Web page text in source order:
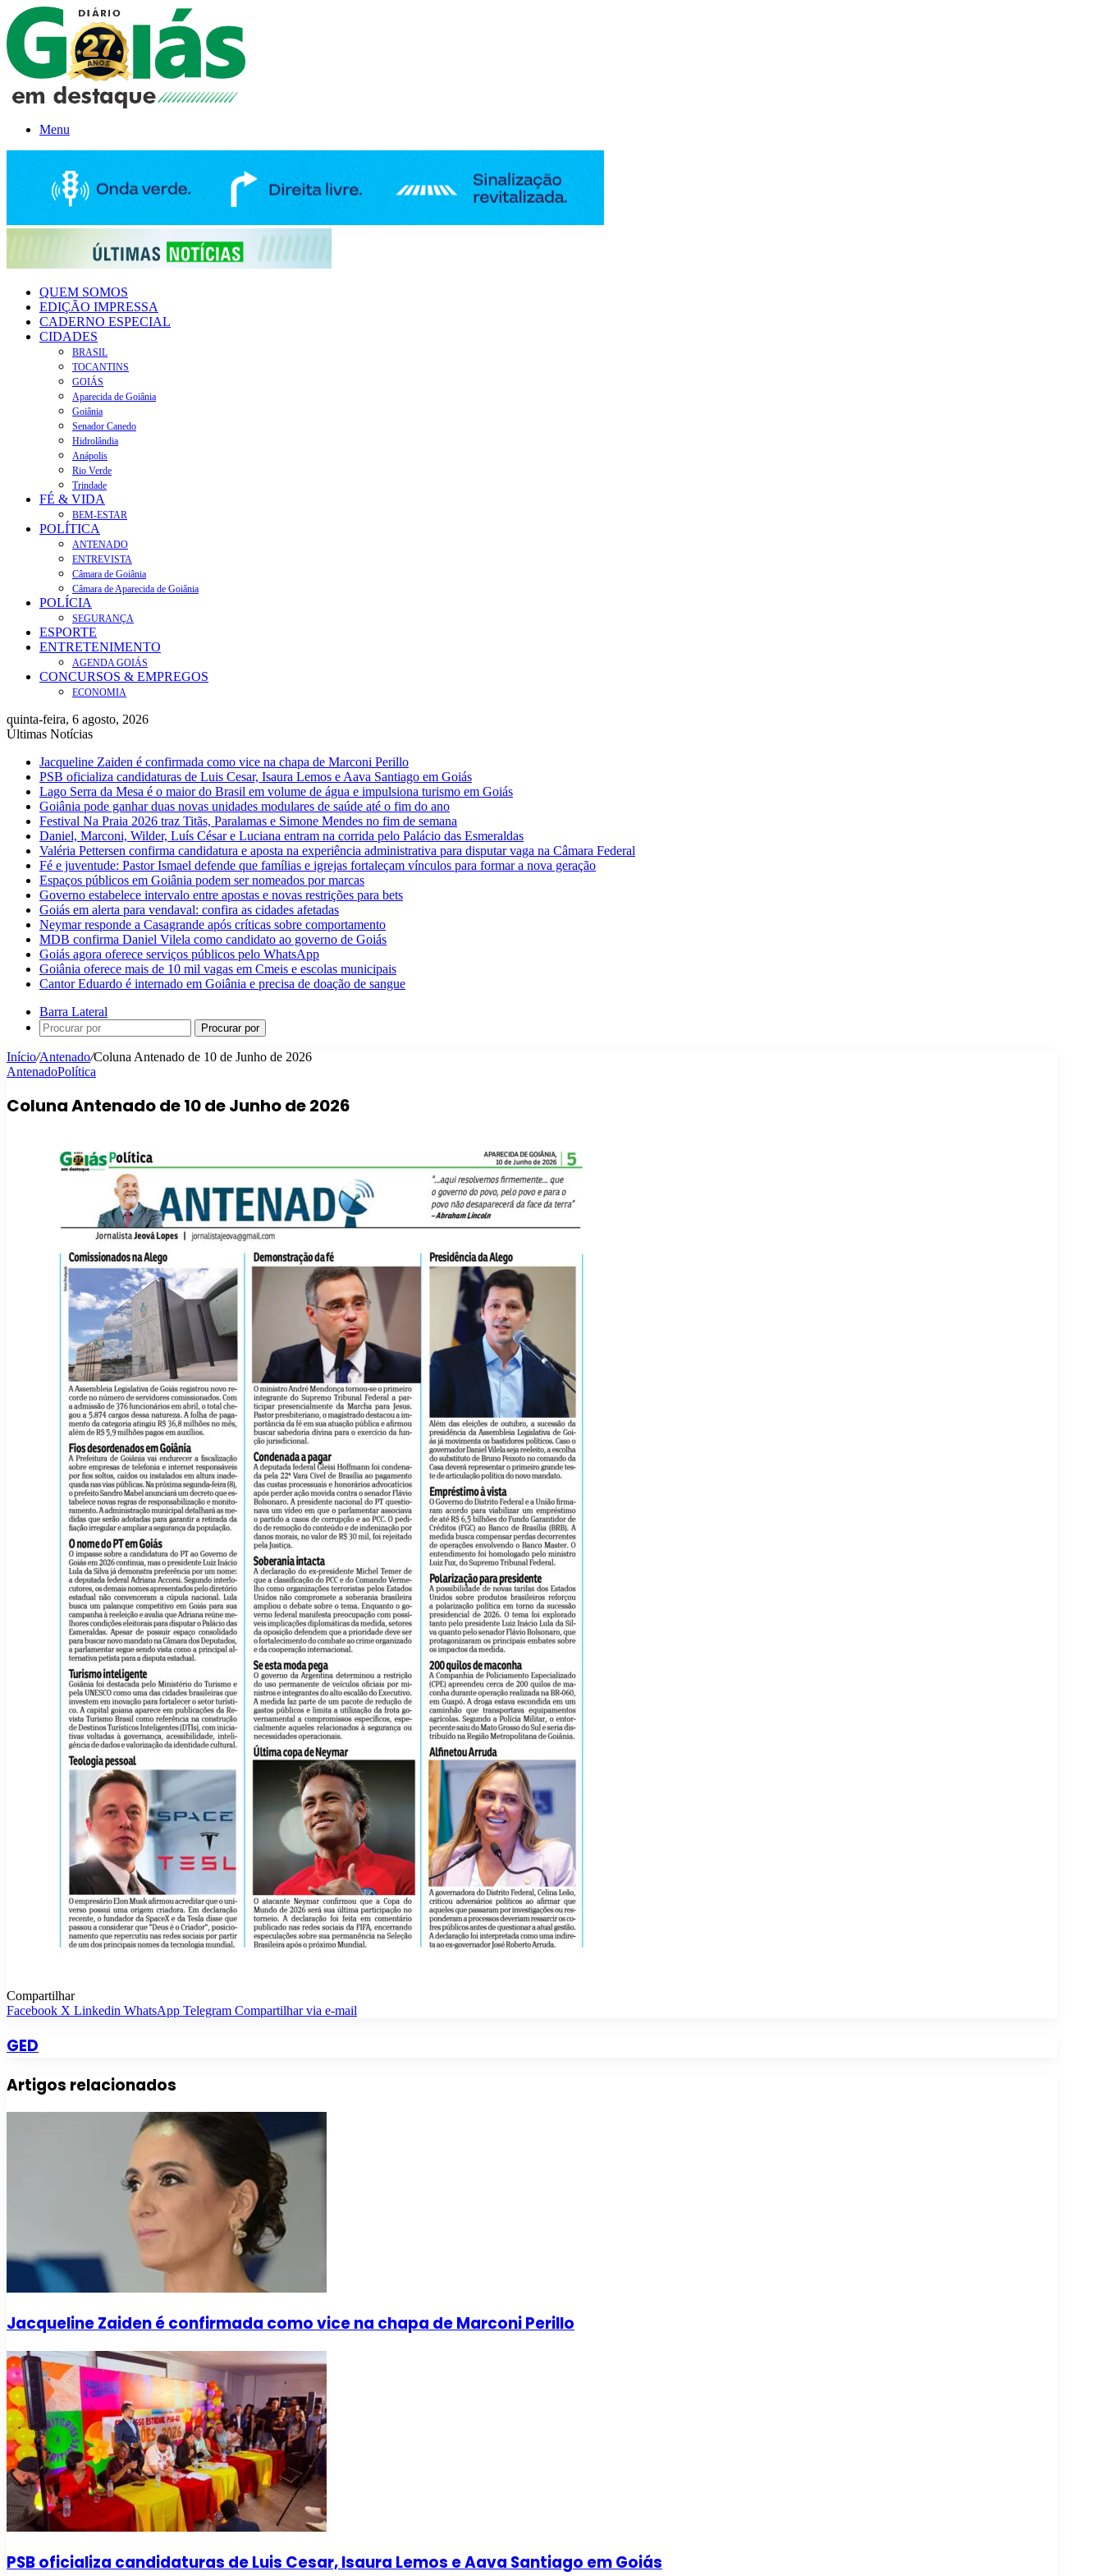
Menu
QUEM SOMOS
EDIÇÃO IMPRESSA
CADERNO ESPECIAL
CIDADES
BRASIL
TOCANTINS
GOIÁS
Aparecida de Goiânia
Goiânia
Senador Canedo
Hidrolândia
Anápolis
Rio Verde
Trindade
FÉ & VIDA
BEM-ESTAR
POLÍTICA
ANTENADO
ENTREVISTA
Câmara de Goiânia
Câmara de Aparecida de Goiânia
POLÍCIA
SEGURANÇA
ESPORTE
ENTRETENIMENTO
AGENDA GOIÁS
CONCURSOS & EMPREGOS
ECONOMIA
quinta-feira, 6 agosto, 2026
Últimas Notícias
Jacqueline Zaiden é confirmada como vice na chapa de Marconi Perillo
PSB oficializa candidaturas de Luis Cesar, Isaura Lemos e Aava Santiago em Goiás
Lago Serra da Mesa é o maior do Brasil em volume de água e impulsiona turismo em Goiás
Goiânia pode ganhar duas novas unidades modulares de saúde até o fim do ano
Festival Na Praia 2026 traz Titãs, Paralamas e Simone Mendes no fim de semana
Daniel, Marconi, Wilder, Luís César e Luciana entram na corrida pelo Palácio das Esmeraldas
Valéria Pettersen confirma candidatura e aposta na experiência administrativa para disputar vaga na Câmara Federal
Fé e juventude: Pastor Ismael defende que famílias e igrejas fortaleçam vínculos para formar a nova geração
Espaços públicos em Goiânia podem ser nomeados por marcas
Governo estabelece intervalo entre apostas e novas restrições para bets
Goiás em alerta para vendaval: confira as cidades afetadas
Neymar responde a Casagrande após críticas sobre comportamento
MDB confirma Daniel Vilela como candidato ao governo de Goiás
Goiás agora oferece serviços públicos pelo WhatsApp
Goiânia oferece mais de 10 mil vagas em Cmeis e escolas municipais
Cantor Eduardo é internado em Goiânia e precisa de doação de sangue
Barra Lateral
Procurar por
Início/Antenado/Coluna Antenado de 10 de Junho de 2026
AntenadoPolítica
Coluna Antenado de 10 de Junho de 2026
Compartilhar
Facebook X Linkedin WhatsApp Telegram Compartilhar via e-mail
GED
Artigos relacionados
Jacqueline Zaiden é confirmada como vice na chapa de Marconi Perillo
PSB oficializa candidaturas de Luis Cesar, Isaura Lemos e Aava Santiago em Goiás